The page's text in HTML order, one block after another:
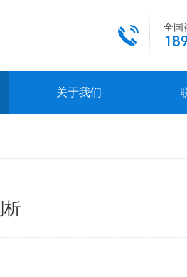
全国
关于我们
析